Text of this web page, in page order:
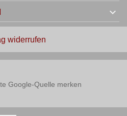

widerrufen
Google-Quelle merken